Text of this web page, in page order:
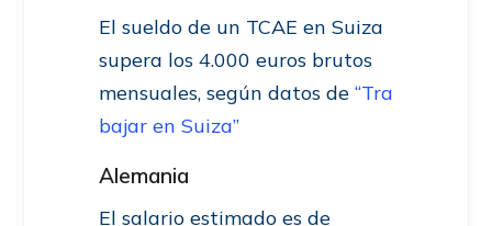
El sueldo de un TCAE en Suiza
supera los 4.000 euros brutos
mensuales, según datos de “Tra
bajar en Suiza”
Alemania
El salario estimado es de